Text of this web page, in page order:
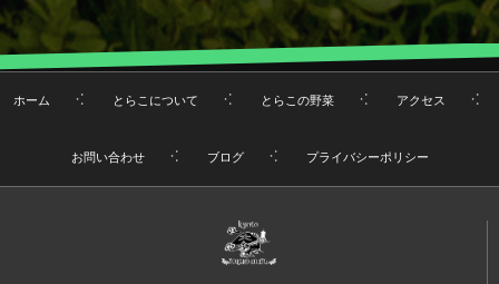
ホーム とらこについて とらこの野菜 アクセス
お問い合わせ ブログ プライバシーポリシー